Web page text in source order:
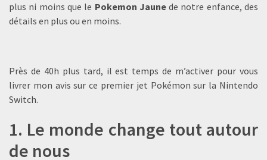
plus ni moins que le Pokemon Jaunede notre enfance, des
détails en plus ou en moins.
Près de 40h plus tard, il est temps de m’activer pour vous
livrer mon avis sur ce premier jet Pokémon sur la Nintendo
Switch.
1. Le monde change tout autour
de nous